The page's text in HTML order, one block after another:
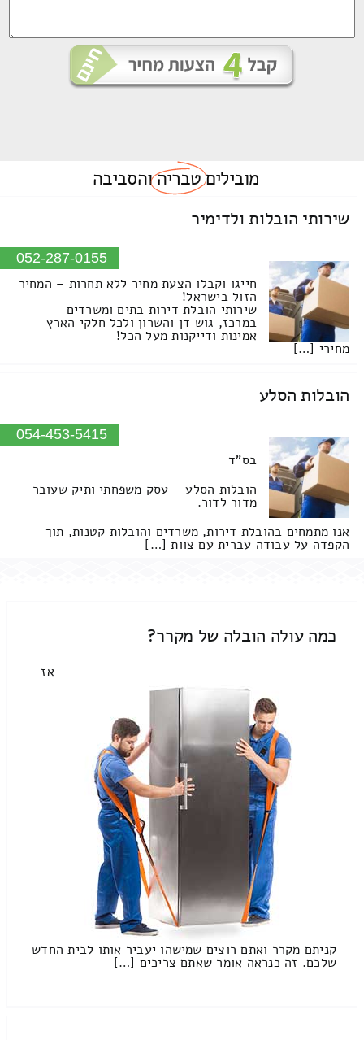
מוביליםטבריהוהסביבה
שירותי הובלות ולדימיר
052-287-0155
חייגו וקבלו הצעת מחיר ללא תחרות – המחיר
הזול בישראל!
שירותי הובלת דירות בתים ומשרדים
במרכז, גוש דן והשרון ולכל חלקי הארץ
אמינות ודייקנות מעל הכל!
מחירי […]
הובלות הסלע
054-453-5415
בס"ד
הובלות הסלע – עסק משפחתי ותיק שעובר
מדור לדור.
אנו מתמחים בהובלת דירות, משרדים והובלות קטנות, תוך
הקפדה על עבודה עברית עם צוות […]
כמה עולה הובלה של מקרר?
אז
קניתם מקרר ואתם רוצים שמישהו יעביר אותו לבית החדש
שלכם. זה כנראה אומר שאתם צריכים […]